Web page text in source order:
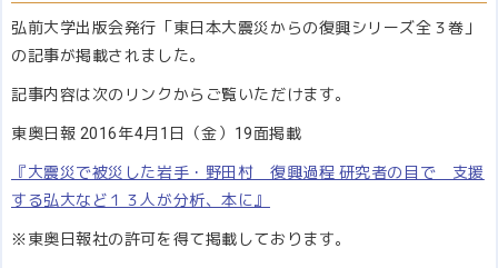
弘前大学出版会発行「東日本大震災からの復興シリーズ全３巻」
の記事が掲載されました。
記事内容は次のリンクからご覧いただけます。
東奥日報 2016年4月1日（金）19面掲載
『大震災で被災した岩手・野田村 復興過程 研究者の目で 支援
する弘大など１３人が分析、本に』
※東奥日報社の許可を得て掲載しております。